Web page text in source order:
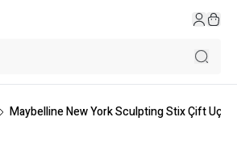
Maybelline New York Sculpting Stix Çift Uçlu